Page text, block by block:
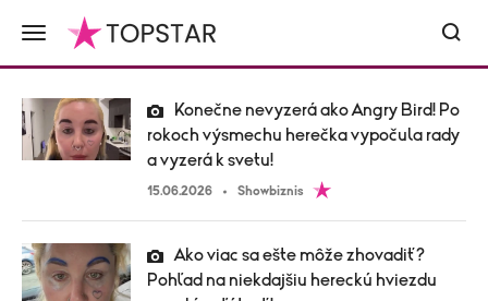
rokoch výsmechu herečka vypočula rady
a vyzerá k svetu!
15.06.2026 Showbiznis
Pohľad na niekdajšiu hereckú hviezdu